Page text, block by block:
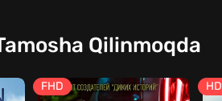
Qilinmoqda
FHD HD